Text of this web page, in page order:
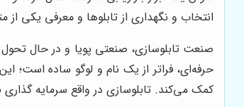
انتخاب و نگهداری از تابلوها و معرفی یکی
صنعت تابلوسازی، صنعتی پویا و در حال
حرفه‌ای، فراتر از یک نام و لوگو ساده است؛
کمک می‌کند. تابلوسازی در واقع سرمایه